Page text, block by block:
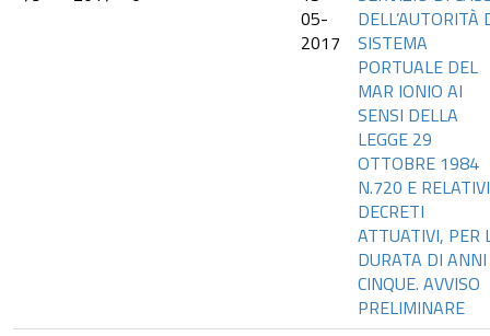
05-
2017
DELL’AUTORITÀ
SISTEMA
PORTUALE DEL
MAR IONIO AI
SENSI DELLA
LEGGE 29
OTTOBRE 1984
N.720 E RELATIVI
DECRETI
ATTUATIVI, PER
DURATA DI ANNI
CINQUE. AVVISO
PRELIMINARE